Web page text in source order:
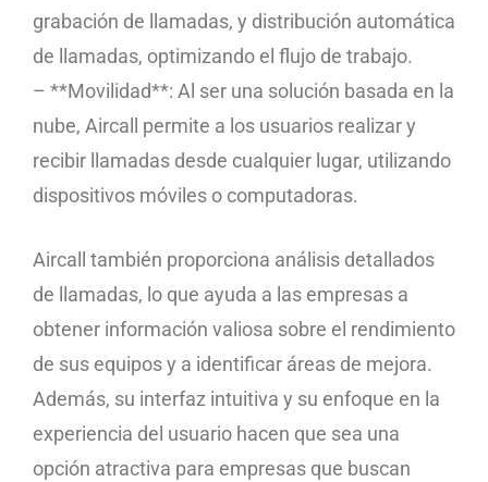
grabación de llamadas, y distribución automática
de llamadas, optimizando el flujo de trabajo.
– **Movilidad**: Al ser una solución basada en la
nube, Aircall permite a los usuarios realizar y
recibir llamadas desde cualquier lugar, utilizando
dispositivos móviles o computadoras.
Aircall también proporciona análisis detallados
de llamadas, lo que ayuda a las empresas a
obtener información valiosa sobre el rendimiento
de sus equipos y a identificar áreas de mejora.
Además, su interfaz intuitiva y su enfoque en la
experiencia del usuario hacen que sea una
opción atractiva para empresas que buscan